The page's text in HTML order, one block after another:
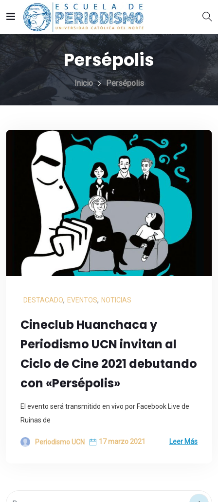
Persépolis
Inicio Persépolis
DESTACADO, EVENTOS, NOTICIAS
Cineclub Huanchaca y
Periodismo UCN invitan al
Ciclo de Cine 2021 debutando
con «Persépolis»
El evento será transmitido en vivo por Facebook Live de
Ruinas de
Periodismo UCN 17 marzo 2021 Leer Más